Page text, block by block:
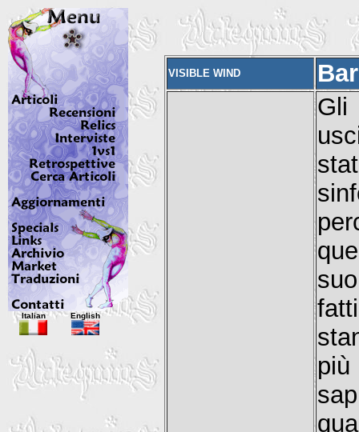
VISIBLE WIND
Gli
Italian English